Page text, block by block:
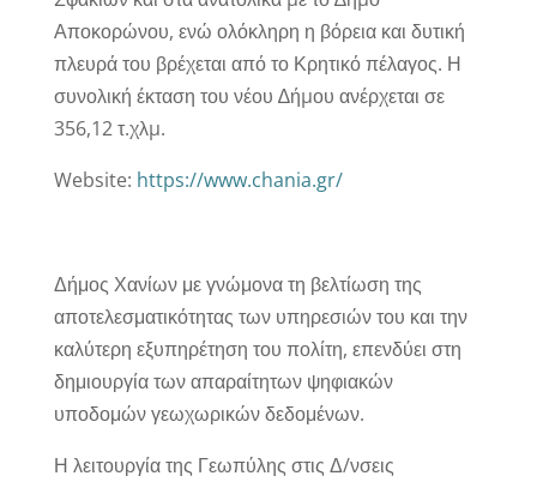
Αποκορώνου, ενώ ολόκληρη η βόρεια και δυτική
πλευρά του βρέχεται από το Κρητικό πέλαγος. Η
συνολική έκταση του νέου ∆ήµου ανέρχεται σε
356,12 τ.χλµ.
Website: https://www.chania.gr/
Δήμος Χανίων με γνώμονα τη βελτίωση της
αποτελεσματικότητας των υπηρεσιών του και την
καλύτερη εξυπηρέτηση του πολίτη, επενδύει στη
δημιουργία των απαραίτητων ψηφιακών
υποδομών γεωχωρικών δεδομένων.
Η λειτουργία της Γεωπύλης στις Δ/νσεις